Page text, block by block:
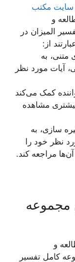
سایت مکتب
و
المیزان در
از:
به
آیات مورد نظر
کمک می‌کند
مشاهده
سازی، به
نظر خود را
مراجعه کند.
مجموعه
و
کامل تفسیر